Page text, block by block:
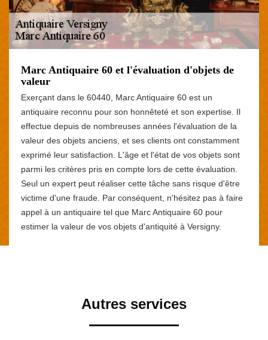
Marc Antiquaire 60 et l'évaluation d'objets de
valeur
Exerçant dans le 60440, Marc Antiquaire 60 est un
antiquaire reconnu pour son honnêteté et son expertise. Il
effectue depuis de nombreuses années l'évaluation de la
valeur des objets anciens, et ses clients ont constamment
exprimé leur satisfaction. L'âge et l'état de vos objets sont
parmi les critères pris en compte lors de cette évaluation.
Seul un expert peut réaliser cette tâche sans risque d'être
victime d'une fraude. Par conséquent, n'hésitez pas à faire
appel à un antiquaire tel que Marc Antiquaire 60 pour
estimer la valeur de vos objets d'antiquité à Versigny.
Autres services